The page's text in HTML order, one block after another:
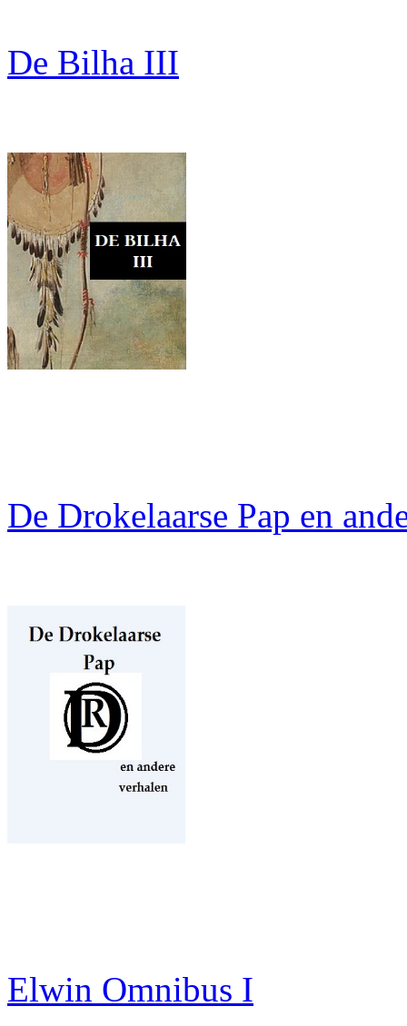
De Bilha III
De Drokelaarse Pap en
Elwin Omnibus I